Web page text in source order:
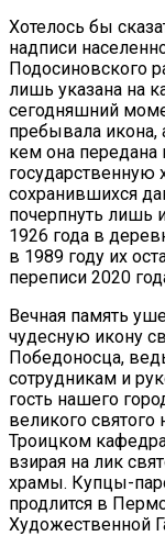
Хотелось бы
надписи
Подосиновского
лишь указана на
сегодняшний
пребывала икона,
кем она
сохранившихся
почерпнуть лишь
1926 года в
в 1989 году их
переписи 2020
Вечная память
чудесную икону
Победоносца,
сотрудникам и
гость нашего
великого
Троицком
взирая на лик
храмы. Купцы-
продлится в
Художественной